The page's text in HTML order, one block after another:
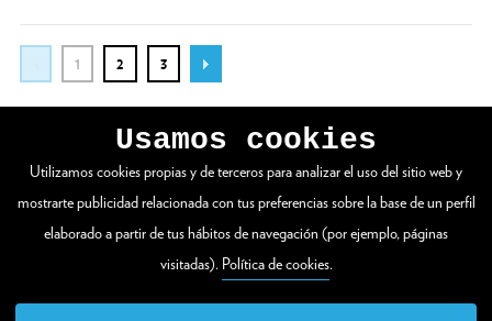
1 2 3
VER WEB COMPLETA
20003 Donostia / San Sebastián
Usamos cookies
Utilizamos cookies propias y de terceros para analizar el uso del sitio web y
mostrarte publicidad relacionada con tus preferencias sobre la base de un perfil
elaborado a partir de tus hábitos de navegación (por ejemplo, páginas
visitadas). Política de cookies.